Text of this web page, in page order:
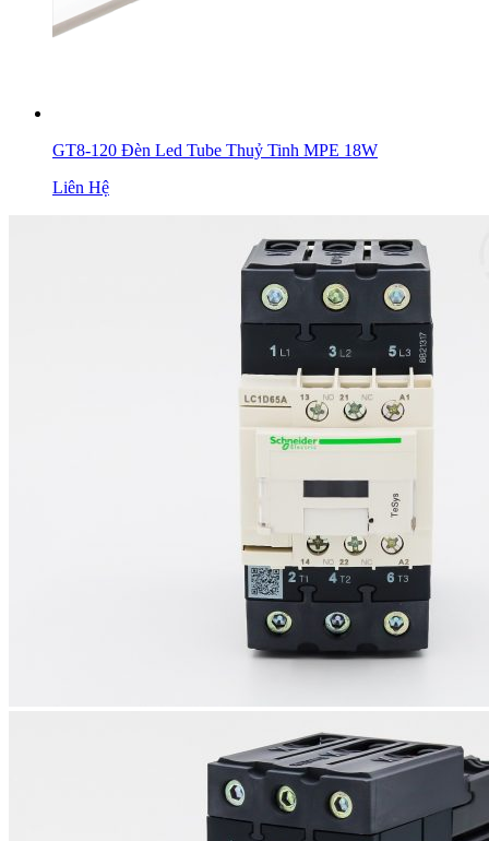
GT8-120 Đèn Led Tube Thuỷ Tinh MPE 18W
Liên Hệ